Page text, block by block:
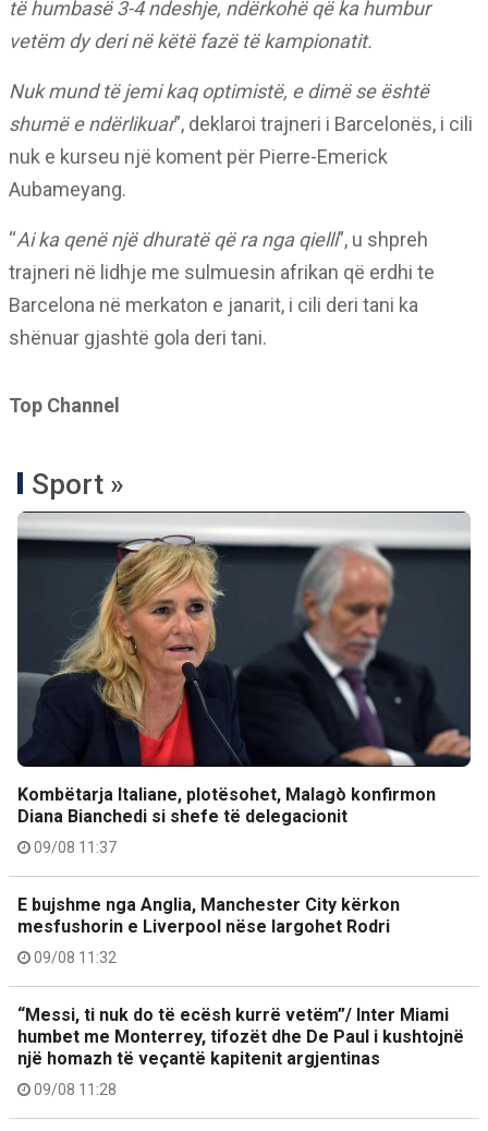
të humbasë 3-4 ndeshje, ndërkohë që ka humbur
vetëm dy deri në këtë fazë të kampionatit.
Nuk mund të jemi kaq optimistë, e dimë se është
shumë e ndërlikuar”, deklaroi trajneri i Barcelonës, i cili
nuk e kurseu një koment për Pierre-Emerick
Aubameyang.
“Ai ka qenë një dhuratë që ra nga qielli”, u shpreh
trajneri në lidhje me sulmuesin afrikan që erdhi te
Barcelona në merkaton e janarit, i cili deri tani ka
shënuar gjashtë gola deri tani.
Top Channel
Sport »
Kombëtarja Italiane, plotësohet, Malagò konfirmon
Diana Bianchedi si shefe të delegacionit
09/08 11:37
E bujshme nga Anglia, Manchester City kërkon
mesfushorin e Liverpool nëse largohet Rodri
09/08 11:32
“Messi, ti nuk do të ecësh kurrë vetëm”/ Inter Miami
humbet me Monterrey, tifozët dhe De Paul i kushtojnë
një homazh të veçantë kapitenit argjentinas
09/08 11:28